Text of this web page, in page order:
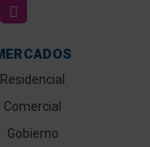
Residencial
Comercial
Gobierno